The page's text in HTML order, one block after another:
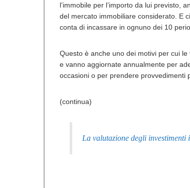
l’immobile per l’importo da lui previsto,
del mercato immobiliare considerato. E
conta di incassare in ognuno dei 10
Questo è anche uno dei motivi per cui
e vanno aggiornate annualmente per
occasioni o per prendere provvedimenti
(continua)
La valutazione degli